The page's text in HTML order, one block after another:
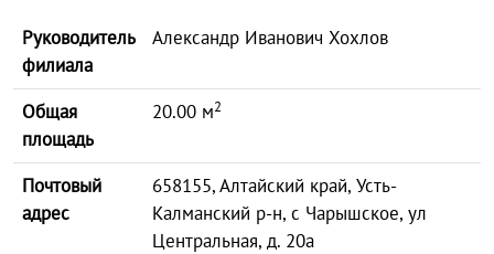
Руководитель
филиала
Александр Иванович Хохлов
Общая
площадь
20.00 м2
Почтовый
адрес
658155, Алтайский край, Усть-
Калманский р-н, с Чарышское, ул
Центральная, д. 20а